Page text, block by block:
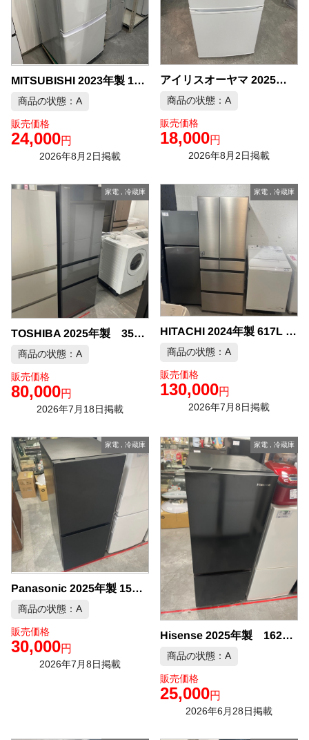
MITSUBISHI 2023年製 146L 冷蔵庫 中古品販売
商品の状態：A
販売価格
24,000円
2026年8月2日掲載
アイリスオーヤマ 2025年製 冷蔵庫 中古品販売
商品の状態：A
販売価格
18,000円
2026年8月2日掲載
家電, 冷蔵庫
TOSHIBA 2025年製 356L 3ドア 冷凍冷蔵庫 中古品販売
商品の状態：A
販売価格
80,000円
2026年7月18日掲載
家電 冷蔵庫
HITACHI 2024年製 617L 6ドア冷凍冷 中古品販売
商品の状態：A
販売価格
130,000円
2026年7月8日掲載
家電, 冷蔵庫
Panasonic 2025年製 156L 冷凍冷蔵庫 中古品販売
商品の状態：A
販売価格
30,000円
2026年7月8日掲載
家電 冷蔵庫
Hisense 2025年製 162L 冷凍冷蔵庫 中古品販売
商品の状態：A
販売価格
25,000円
2026年6月28日掲載